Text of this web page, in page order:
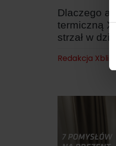
Dlaczego
termiczną
strzał w
Redakcja Xblitz